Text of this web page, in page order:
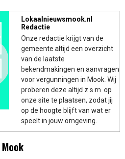
Lokaalnieuwsmook.nl
Redactie
Onze redactie krijgt van de
gemeente altijd een overzicht
van de laatste
bekendmakingen en aanvragen
voor vergunningen in Mook. Wij
proberen deze altijd z.s.m. op
onze site te plaatsen, zodat jij
op de hoogte blijft van wat er
speelt in jouw omgeving.